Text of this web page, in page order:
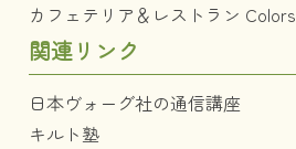
カフェテリア＆レストラン Colors
関連リンク
日本ヴォーグ社の通信講座
キルト塾